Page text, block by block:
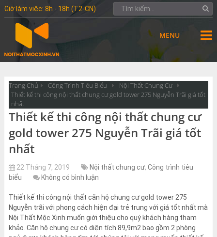
Giờ làm việc: 8h - 18h (T2-CN)
MENU
Trang Chủ Công Trình Tiêu Biểu
Nội Thất Chung Cư
Thiết kế thi công nội thất chung cư gold tower 275 Nguyễn Trãi giá tốt
nhất
Thiết kế thi công nội thất chung cư
gold tower 275 Nguyễn Trãi giá tốt
nhất
22 Tháng 7, 2019 Nội thất chung cư, Công trình tiêu
biểu
Không có bình luận
Thiết kế thi công nội thất căn hộ chung cư gold tower 275
Nguyễn trãi với phong cách hiện đại trẻ trung với giá tốt nhất mà
Nội Thất Mộc Xinh muốn giới thiệu cho quý khách hàng tham
khảo. Căn hộ chung cư có diện tích 89,9m2 bao gồm 2 phòng